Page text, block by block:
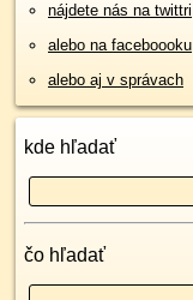
nájdete nás na twittri
alebo na faceboooku
alebo aj v správach
kde hľadať
čo hľadať